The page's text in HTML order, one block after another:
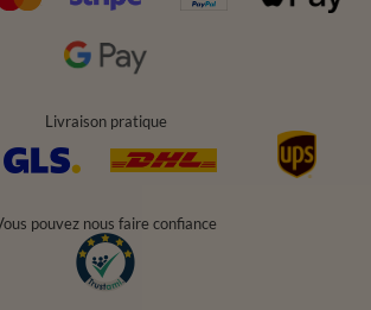
Livraison pratique
pouvez nous faire confiance